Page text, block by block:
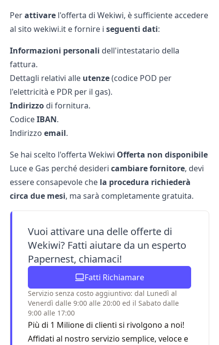
Perattivare l'offerta di Wekiwi, è sufficiente accedere
al sito wekiwi.it e fornire i seguenti dati:
Informazioni personali dell'intestatario della
fattura.
Dettagli relativi alle utenze(codice POD per
l'elettricità e PDR per il gas).
Indirizzo di fornitura.
CodiceIBAN.
Indirizzo email.
Se hai scelto l'offerta Wekiwi Offerta non disponibile
Luce e Gas perché desideri cambiare fornitore, devi
essere consapevole che la procedura richiederà
circa due mesi, ma sarà completamente gratuita.
Vuoi attivare una delle offerte di
Wekiwi? Fatti aiutare da un esperto
Papernest, chiamaci!
Fatti Richiamare
Servizio senza costo aggiuntivo: dal Lunedì al
Venerdì dalle 9:00 alle 20:00 ed il Sabato dalle
9:00 alle 17:00
Più di 1 Milione di clienti si rivolgono a noi!
Affidati al nostro servizio semplice, veloce e